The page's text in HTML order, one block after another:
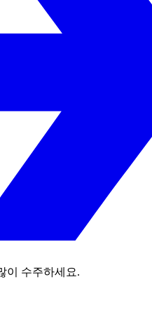
이 수주하세요.